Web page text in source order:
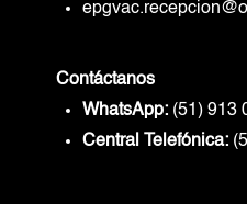
Contáctanos
WhatsApp: (51) 913
Central Telefónica: